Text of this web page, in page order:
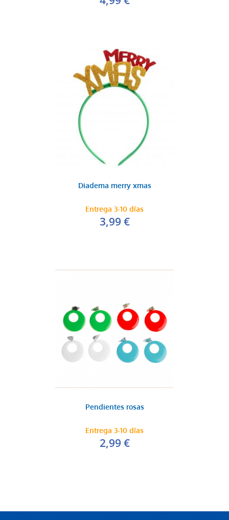
Diadema merry xmas
Entrega 3-10 días
3,99 €
Pendientes rosas
Entrega 3-10 días
2,99 €